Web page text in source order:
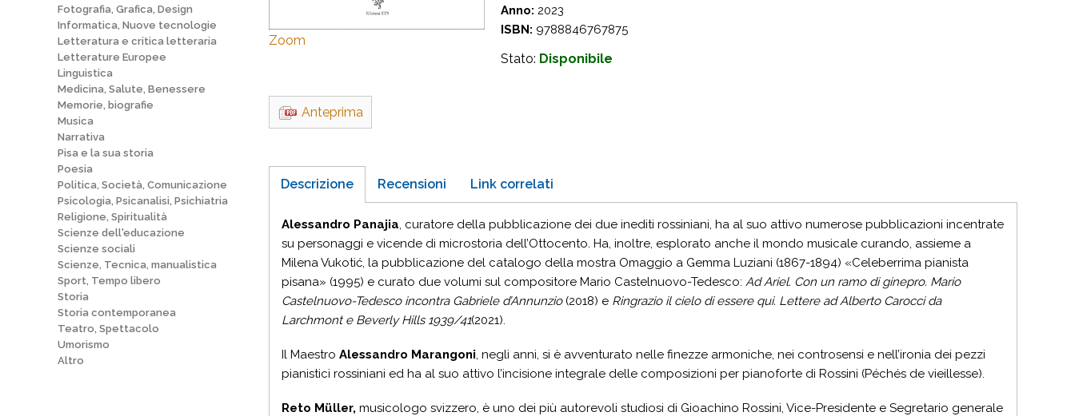
Fotografia, Grafica, Design
Informatica, Nuove tecnologie
Letteratura e critica letteraria
Letterature Europee
Linguistica
Medicina, Salute, Benessere
Memorie, biografie
Musica
Narrativa
Pisa e la sua storia
Poesia
Politica, Società, Comunicazione
Psicologia, Psicanalisi, Psichiatria
Religione, Spiritualità
Scienze dell'educazione
Scienze sociali
Scienze, Tecnica, manualistica
Sport, Tempo libero
Storia
Storia contemporanea
Teatro, Spettacolo
Umorismo
Altro
Zoom
Anno: 2023
ISBN: 9788846767875
Stato: Disponibile
Anteprima
Descrizione Recensioni Link correlati
Alessandro Panajia, curatore della pubblicazione dei due inediti rossiniani, ha al suo attivo numerose pubblicazioni incentrate
su personaggi e vicende di microstoria dell’Ottocento. Ha, inoltre, esplorato anche il mondo musicale curando, assieme a
Milena Vukotić, la pubblicazione del catalogo della mostra Omaggio a Gemma Luziani (1867-1894) «Celeberrima pianista
pisana» (1995) e curato due volumi sul compositore Mario Castelnuovo-Tedesco: Ad Ariel. Con un ramo di ginepro. Mario
Castelnuovo-Tedesco incontra Gabriele d’Annunzio (2018) e Ringrazio il cielo di essere qui. Lettere ad Alberto Carocci da
Larchmont e BeverlyHills 1939/41(2021).
Il Maestro Alessandro Marangoni, negli anni, si è avventurato nelle finezze armoniche, nei controsensi e nell’ironia dei pezzi
pianistici rossiniani ed ha al suo attivo l’incisione integrale delle composizioni per pianoforte di Rossini (Péchés de vieillesse).
Reto Müller, musicologo svizzero, è uno dei più autorevoli studiosi di Gioachino Rossini, Vice-Presidente e Segretario generale